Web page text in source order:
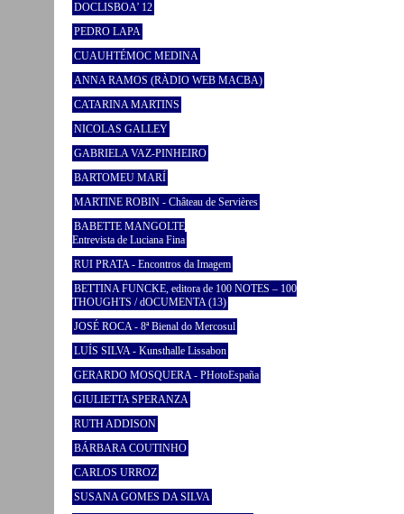
DOCLISBOA’ 12
PEDRO LAPA
CUAUHTÉMOC MEDINA
ANNA RAMOS (RÀDIO WEB MACBA)
CATARINA MARTINS
NICOLAS GALLEY
GABRIELA VAZ-PINHEIRO
BARTOMEU MARÍ
MARTINE ROBIN - Château de Servières
BABETTE MANGOLTE
Entrevista de Luciana Fina
RUI PRATA - Encontros da Imagem
BETTINA FUNCKE, editora de 100 NOTES – 100
THOUGHTS / dOCUMENTA (13)
JOSÉ ROCA - 8ª Bienal do Mercosul
LUÍS SILVA - Kunsthalle Lissabon
GERARDO MOSQUERA - PHotoEspaña
GIULIETTA SPERANZA
RUTH ADDISON
BÁRBARA COUTINHO
CARLOS URROZ
SUSANA GOMES DA SILVA